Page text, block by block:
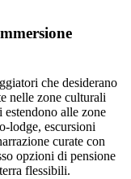
che desiderano
nelle zone culturali
alle zone
lodge, escursioni
curate con
opzioni di pensione
flessibili.